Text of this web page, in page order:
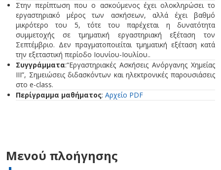
Στην περίπτωση που ο ασκούμενος έχει ολοκληρώσει το
εργαστηριακό μέρος των ασκήσεων, αλλά έχει βαθμό
μικρότερο του 5, τότε του παρέχεται η δυνατότητα
συμμετοχής σε τμηματική εργαστηριακή εξέταση τον
Σεπτέμβριο. Δεν πραγματοποιείται τμηματική εξέταση κατά
την εξεταστική περίοδο Ιουνίου-Ιουλίου..
Συγγράμματα:“Εργαστηριακές Ασκήσεις Ανόργανης Χημείας
ΙΙΙ”, Σημειώσεις διδασκόντων και ηλεκτρονικές παρουσιάσεις
στο e-class.
Περίγραμμα μαθήματος: Αρχείο PDF
Μενού πλοήγησης